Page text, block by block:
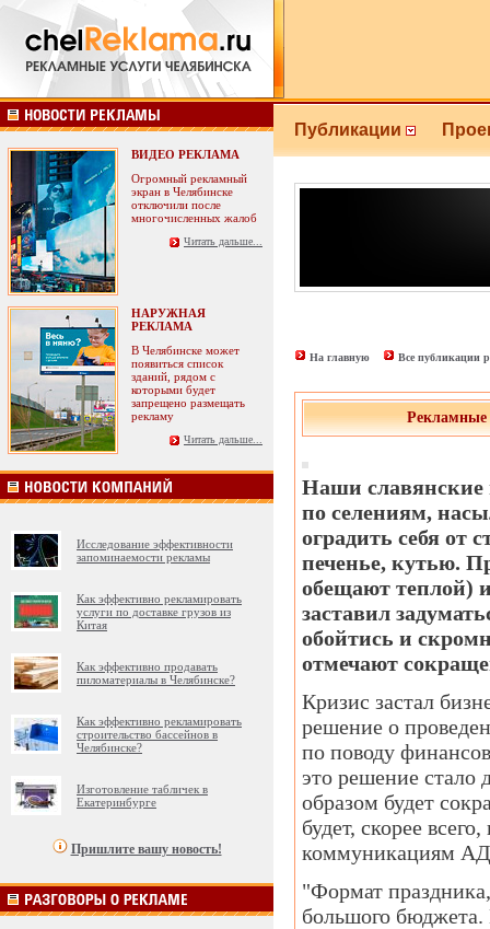
ВИДЕО РЕКЛАМА
Огромный рекламный
экран в Челябинске
отключили после
многочисленных жалоб
Читать дальше...
НАРУЖНАЯ
РЕКЛАМА
В Челябинске может
появиться список
зданий, рядом с
которыми будет
запрещено размещать
рекламу
Читать дальше...
Исследование эффективности
запоминаемости рекламы
Как эффективно рекламировать
услуги по доставке грузов из
Китая
Как эффективно продавать
пиломатериалы в Челябинске?
Как эффективно рекламировать
строительство бассейнов в
Челябинске?
Изготовление табличек в
Екатеринбурге
Пришлите вашу новость!
Публикации
На главную Все публикации
Рекламные
Наши славянские
по селениям,
оградить себя от
печенье, кутью.
обещают теплой)
заставил
обойтись и
отмечают
Кризис застал
решение о
по поводу
это решение стало
образом будет
будет, скорее
коммуникациям
"Формат
большого бюджета.